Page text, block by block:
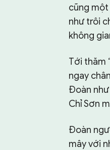
cũng
như trôi
không
Tới thăm
ngay
Đoàn
Chỉ Sơn
Đoàn
mây với